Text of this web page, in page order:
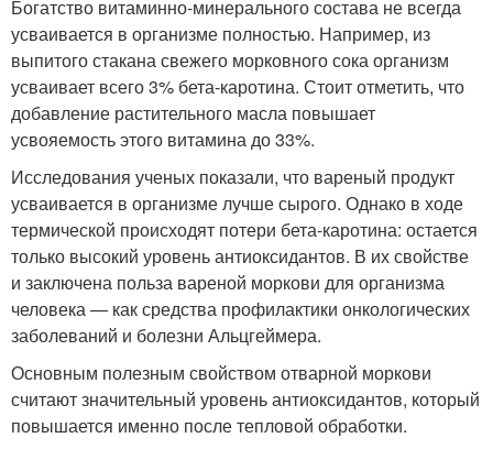
Богатство витаминно-минерального состава не всегда
усваивается в организме полностью. Например, из
выпитого стакана свежего морковного сока организм
усваивает всего 3% бета-каротина. Стоит отметить, что
добавление растительного масла повышает
усвояемость этого витамина до 33%.
Исследования ученых показали, что вареный продукт
усваивается в организме лучше сырого. Однако в ходе
термической происходят потери бета-каротина: остается
только высокий уровень антиоксидантов. В их свойстве
и заключена польза вареной моркови для организма
человека — как средства профилактики онкологических
заболеваний и болезни Альцгеймера.
Основным полезным свойством отварной моркови
считают значительный уровень антиоксидантов, который
повышается именно после тепловой обработки.